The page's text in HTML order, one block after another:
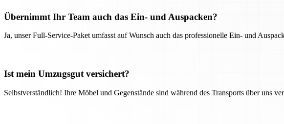
Übernimmt Ihr Team auch das Ein- und Auspacken?
Ja, unser Full-Service-Paket umfasst auf Wunsch auch das professionelle Ein- und
Ist mein Umzugsgut versichert?
Selbstverständlich! Ihre Möbel und Gegenstände sind während des Transports über uns